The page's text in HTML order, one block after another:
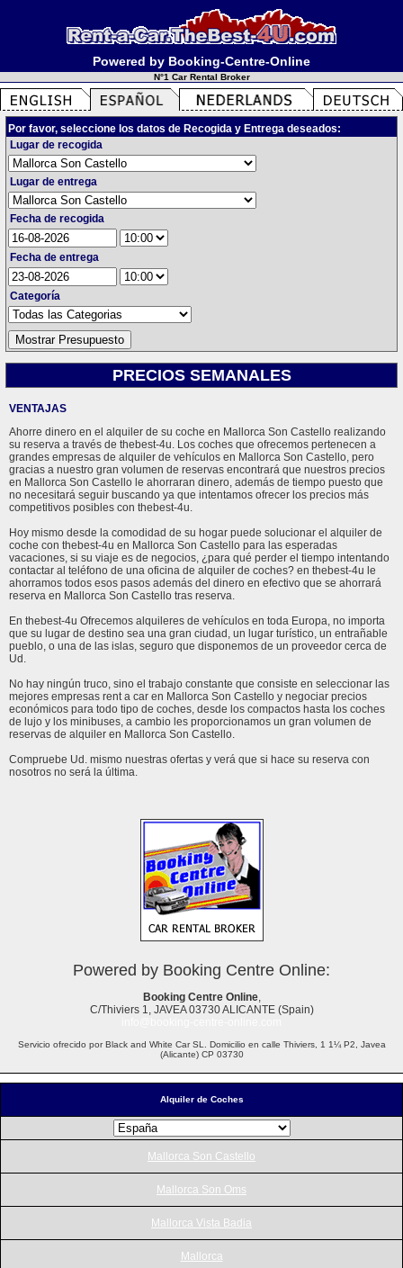
Powered by Booking-Centre-Online
N°1 Car Rental Broker
Alquiler de Coches
Mallorca Son Castello
Mallorca Son Oms
Mallorca Vista Badia
Mallorca
Por favor, seleccione los datos de Recogida y Entrega deseados:
Lugar de recogida
Lugar de entrega
Fecha de recogida
Fecha de entrega
Categoría
PRECIOS SEMANALES
VENTAJAS
Ahorre dinero en el alquiler de su coche en Mallorca Son Castello realizando
su reserva a través de thebest-4u. Los coches que ofrecemos pertenecen a
grandes empresas de alquiler de vehículos en Mallorca Son Castello, pero
gracias a nuestro gran volumen de reservas encontrará que nuestros precios
en Mallorca Son Castello le ahorraran dinero, además de tiempo puesto que
no necesitará seguir buscando ya que intentamos ofrecer los precios más
competitivos posibles con thebest-4u.
Hoy mismo desde la comodidad de su hogar puede solucionar el alquiler de
coche con thebest-4u en Mallorca Son Castello para las esperadas
vacaciones, si su viaje es de negocios, ¿para qué perder el tiempo intentando
contactar al teléfono de una oficina de alquiler de coches? en thebest-4u le
ahorramos todos esos pasos además del dinero en efectivo que se ahorrará
reserva en Mallorca Son Castello tras reserva.
En thebest-4u Ofrecemos alquileres de vehículos en toda Europa, no importa
que su lugar de destino sea una gran ciudad, un lugar turístico, un entrañable
pueblo, o una de las islas, seguro que disponemos de un proveedor cerca de
Ud.
No hay ningún truco, sino el trabajo constante que consiste en seleccionar las
mejores empresas rent a car en Mallorca Son Castello y negociar precios
económicos para todo tipo de coches, desde los compactos hasta los coches
de lujo y los minibuses, a cambio les proporcionamos un gran volumen de
reservas de alquiler en Mallorca Son Castello.
Compruebe Ud. mismo nuestras ofertas y verá que si hace su reserva con
nosotros no será la última.
Powered by Booking Centre Online:
Booking Centre Online,
C/Thiviers 1, JAVEA 03730 ALICANTE (Spain)
Servicio ofrecido por Black and White Car SL. Domicilio en calle Thiviers, 1 1¼ P2, Javea
(Alicante) CP 03730